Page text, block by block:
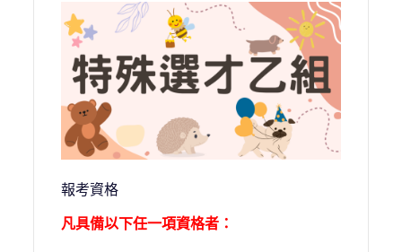
報考資格
凡具備以下任一項資格者：